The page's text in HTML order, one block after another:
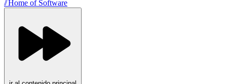
//Home of Software